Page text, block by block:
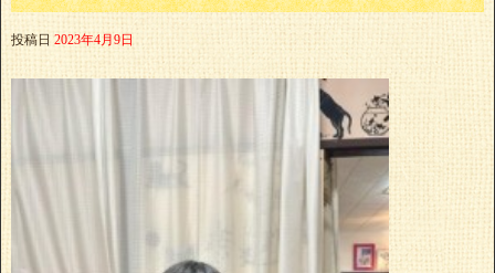
投稿日 2023年4月9日